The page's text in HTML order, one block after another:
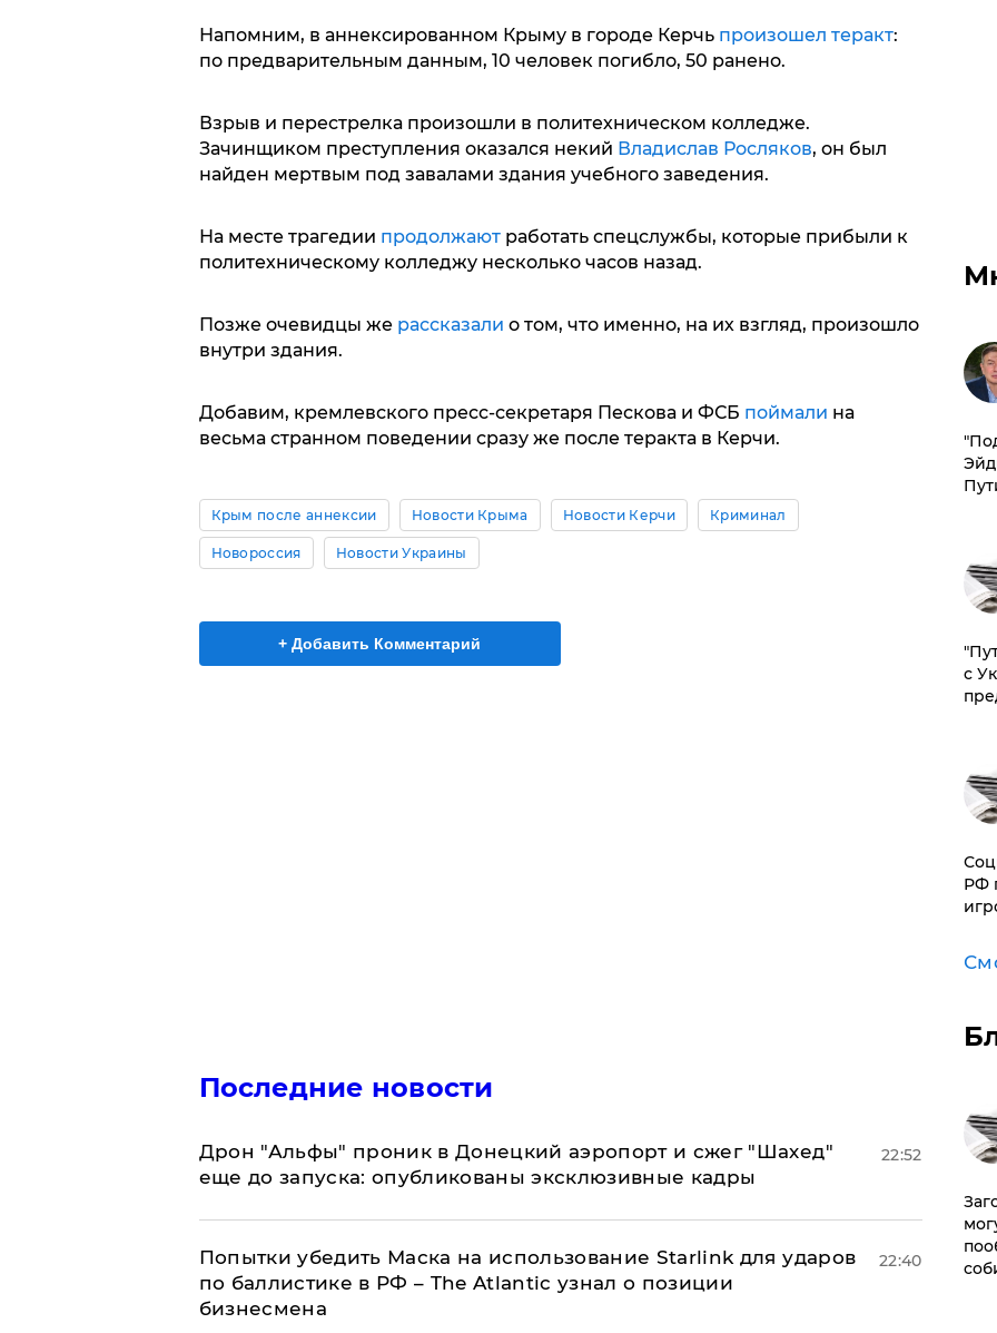
Напомним, в аннексированном Крыму в городе Керчь произошел теракт:
по предварительным данным, 10 человек погибло, 50 ранено.
Взрыв и перестрелка произошли в политехническом колледже.
Зачинщиком преступления оказался некий Владислав Росляков, он был
найден мертвым под завалами здания учебного заведения.
На месте трагедии продолжаютработать спецслужбы, которые прибыли к
политехническому колледжу несколько часов назад.
Позже очевидцы же рассказали о том, что именно, на их взгляд, произошло
внутри здания.
Добавим, кремлевского пресс-секретаря Пескова и ФСБ поймали на
весьма странном поведении сразу же после теракта в Керчи.
Крым после аннексии Новости Крыма Новости Керчи Криминал
Новороссия Новости Украины
+ Добавить Комментарий
Последние новости
Дрон "Альфы" проник в Донецкий аэропорт и сжег "Шахед"
еще до запуска: опубликованы эксклюзивные кадры
22:52
Попытки убедить Маска на использование Starlink для ударов
по баллистике в РФ – The Atlantic узнал о позиции
бизнесмена
22:40
с
РФ